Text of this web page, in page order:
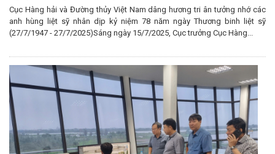
Cục Hàng hải và Đường thủy Việt Nam dâng hương tri ân tưởng nhớ các
anh hùng liệt sỹ nhân dịp kỷ niệm 78 năm ngày Thương binh liệt sỹ
(27/7/1947 - 27/7/2025)Sáng ngày 15/7/2025, Cục trưởng Cục Hàng...